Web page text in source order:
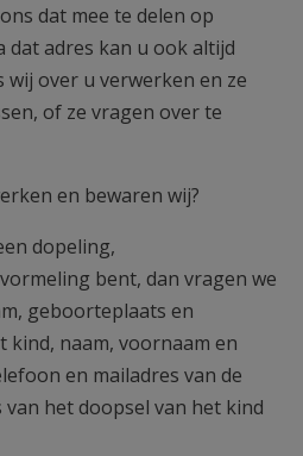
dat mee te delen op
dat adres kan u ook altijd
wij over u verwerken en ze
of ze vragen over te
en bewaren wij?
dopeling,
bent, dan vragen we
geboorteplaats en
kind, naam, voornaam en
en mailadres van de
het doopsel van het kind